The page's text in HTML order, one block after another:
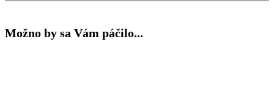
Možno by sa Vám páčilo...